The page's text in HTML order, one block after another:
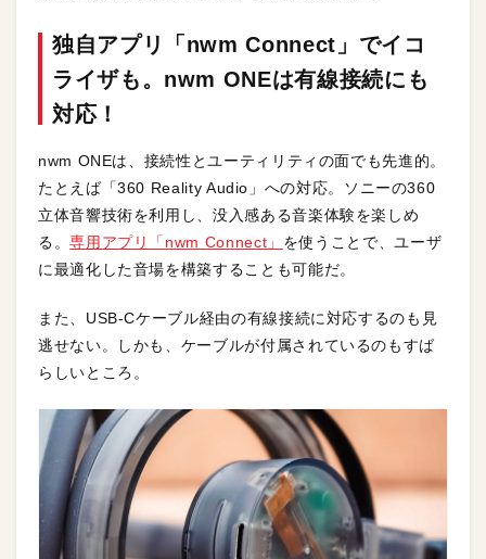
独自アプリ「nwm Connect」でイコ
ライザも。nwm ONEは有線接続にも
対応！
nwm ONEは、接続性とユーティリティの面でも先進的。
たとえば「360 Reality Audio」への対応。ソニーの360
立体音響技術を利用し、没入感ある音楽体験を楽しめ
る。専用アプリ「nwm Connect」 を使うことで、ユーザ
に最適化した音場を構築することも可能だ。
また、USB-Cケーブル経由の有線接続に対応するのも見
逃せない。しかも、ケーブルが付属されているのもすば
らしいところ。